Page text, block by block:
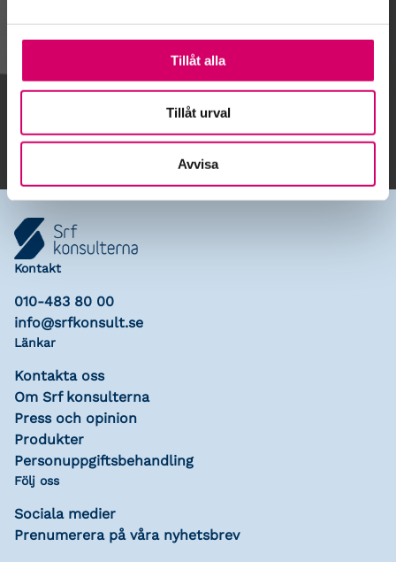
Tillåt alla
Tillåt urval
Avvisa
Gå till kalendariet
Lägg till i kalender
Kontakt
010-483 80 00
info@srfkonsult.se
Länkar
Kontakta oss
Om Srf konsulterna
Press och opinion
Produkter
Personuppgiftsbehandling
Följ oss
Sociala medier
Prenumerera på våra nyhetsbrev